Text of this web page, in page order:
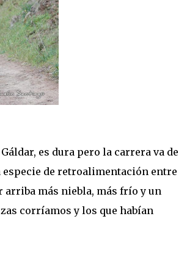
es dura pero la carrera va de
especie de retroalimentación entre
arriba más niebla, más frío y un
corríamos y los que habían